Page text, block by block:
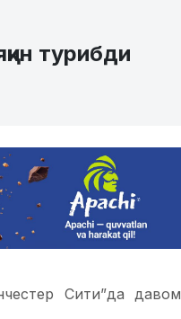
турибди
Сити”да давом